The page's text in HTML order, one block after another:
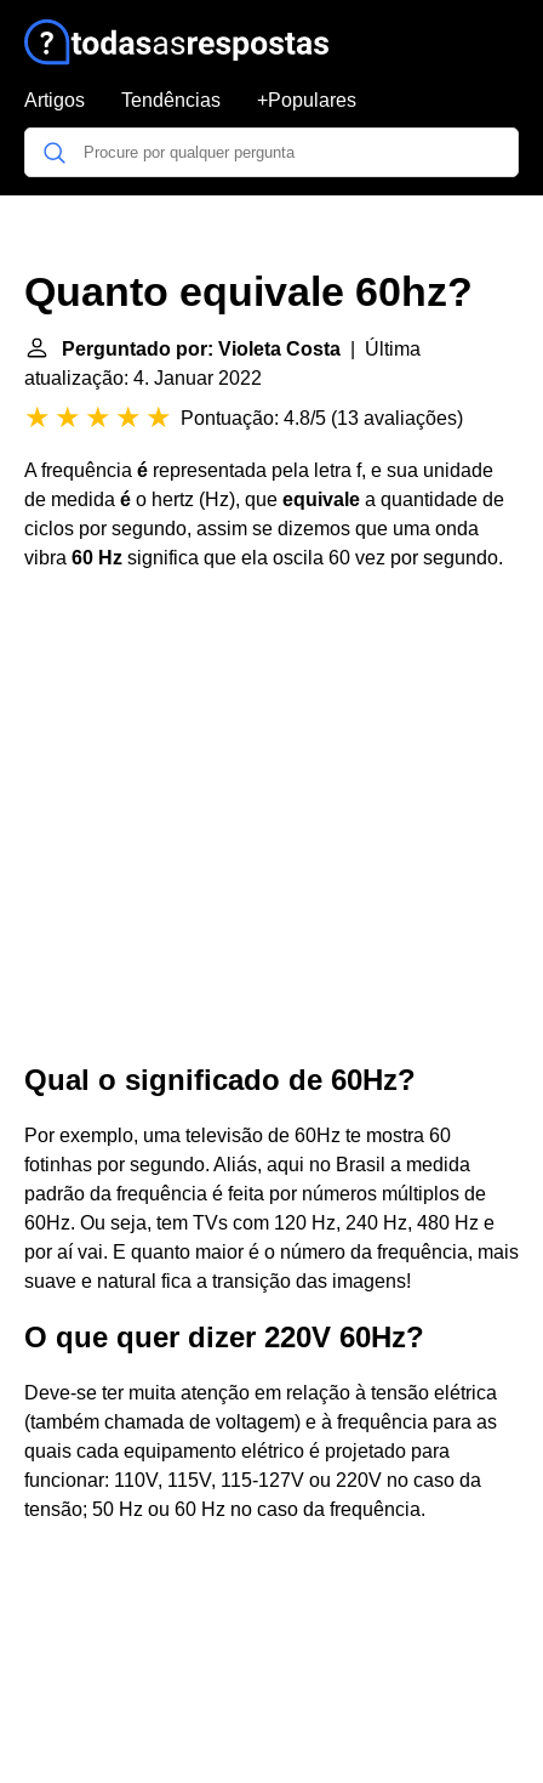
Artigos Tendências +Populares
Quanto equivale 60hz?
Perguntado por: Violeta Costa | Última
atualização: 4. Januar 2022
Pontuação: 4.8/5 (13 avaliações)
A frequência é representada pela letra f, e sua unidade
de medida é o hertz (Hz), que equivale a quantidade de
ciclos por segundo, assim se dizemos que uma onda
vibra 60 Hz significa que ela oscila 60 vez por segundo.
Qual o significado de 60Hz?
Por exemplo, uma televisão de 60Hz te mostra 60
fotinhas por segundo. Aliás, aqui no Brasil a medida
padrão da frequência é feita por números múltiplos de
60Hz. Ou seja, tem TVs com 120 Hz, 240 Hz, 480 Hz e
por aí vai. E quanto maior é o número da frequência, mais
suave e natural fica a transição das imagens!
O que quer dizer 220V 60Hz?
Deve-se ter muita atenção em relação à tensão elétrica
(também chamada de voltagem) e à frequência para as
quais cada equipamento elétrico é projetado para
funcionar: 110V, 115V, 115-127V ou 220V no caso da
tensão; 50 Hz ou 60 Hz no caso da frequência.